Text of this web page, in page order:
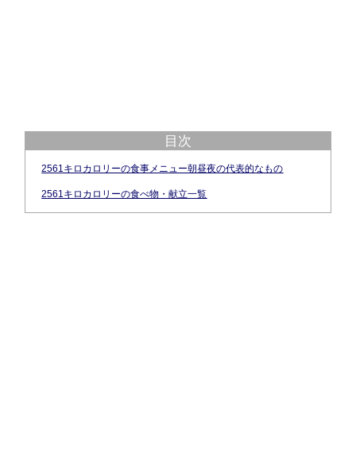
目次
2561キロカロリーの食事メニュー朝昼夜の代表的なもの
2561キロカロリーの食べ物・献立一覧